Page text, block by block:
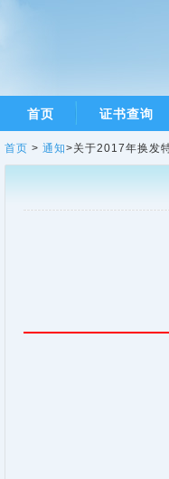
首页 证书查询
首页 > 通知>关于2017年换发